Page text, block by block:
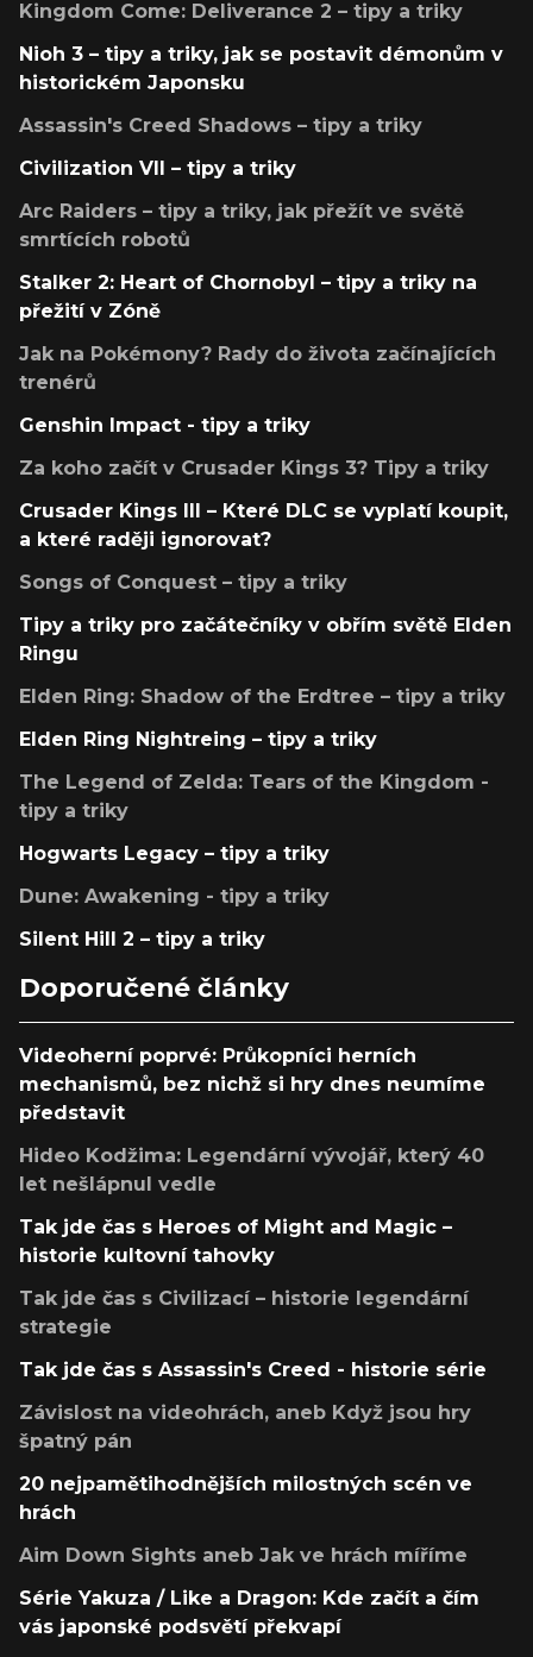
Kingdom Come: Deliverance 2 – tipy a triky
Nioh 3 – tipy a triky, jak se postavit démonům v
historickém Japonsku
Assassin's Creed Shadows – tipy a triky
Civilization VII – tipy a triky
Arc Raiders – tipy a triky, jak přežít ve světě
smrtících robotů
Stalker 2: Heart of Chornobyl – tipy a triky na
přežití v Zóně
Jak na Pokémony? Rady do života začínajících
trenérů
Genshin Impact - tipy a triky
Za koho začít v Crusader Kings 3? Tipy a triky
Crusader Kings III – Které DLC se vyplatí koupit,
a které raději ignorovat?
Songs of Conquest – tipy a triky
Tipy a triky pro začátečníky v obřím světě Elden
Ringu
Elden Ring: Shadow of the Erdtree – tipy a triky
Elden Ring Nightreing – tipy a triky
The Legend of Zelda: Tears of the Kingdom -
tipy a triky
Hogwarts Legacy – tipy a triky
Dune: Awakening - tipy a triky
Silent Hill 2 – tipy a triky
Doporučené články
Videoherní poprvé: Průkopníci herních
mechanismů, bez nichž si hry dnes neumíme
představit
Hideo Kodžima: Legendární vývojář, který 40
let nešlápnul vedle
Tak jde čas s Heroes of Might and Magic –
historie kultovní tahovky
Tak jde čas s Civilizací – historie legendární
strategie
Tak jde čas s Assassin's Creed - historie série
Závislost na videohrách, aneb Když jsou hry
špatný pán
20 nejpamětihodnějších milostných scén ve
hrách
Aim Down Sights aneb Jak ve hrách míříme
Série Yakuza / Like a Dragon: Kde začít a čím
vás japonské podsvětí překvapí